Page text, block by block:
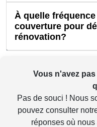
À quelle
couverture pour
rénovation?
Vous n'avez
Pas de souci ! Nous
pouvez consulter
réponses où nous